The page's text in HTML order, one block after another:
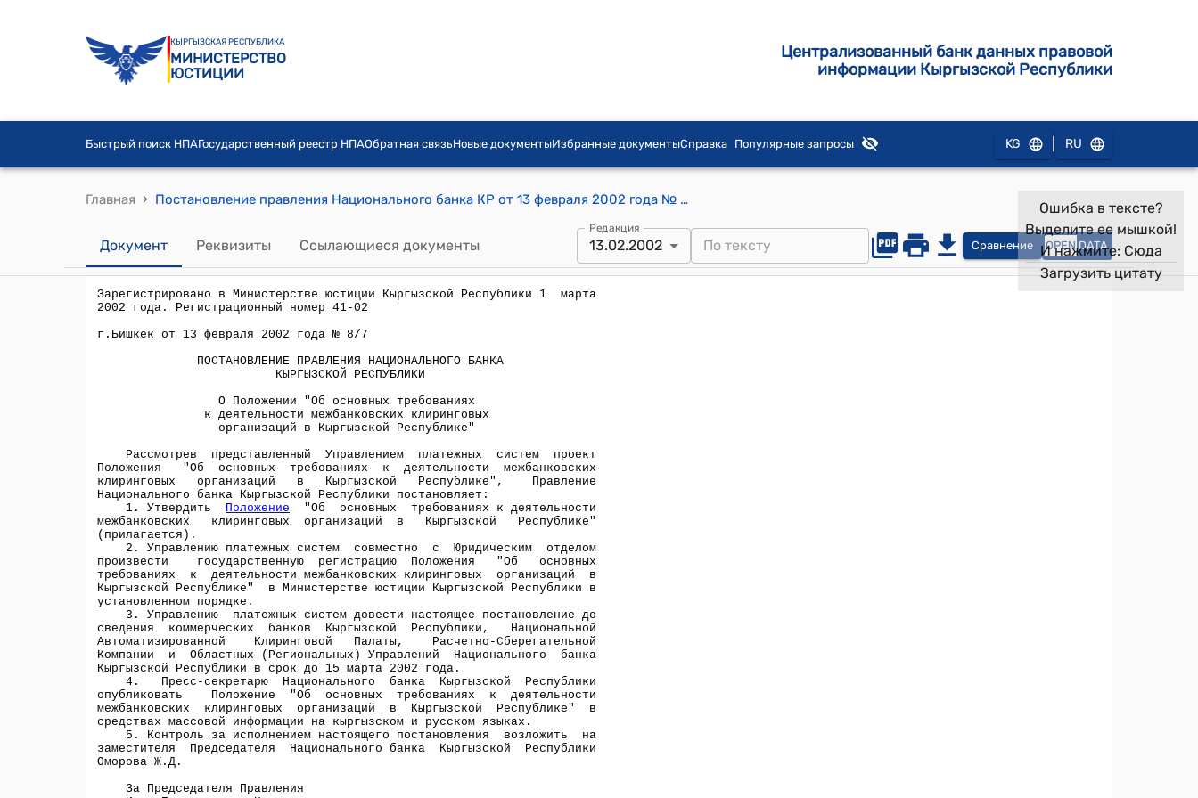
КЫРГЫЗСКАЯ РЕСПУБЛИКА
МИНИСТЕРСТВО
ЮСТИЦИИ
Централизованный банк данных правовой
информации Кыргызской Республики
Быстрый поиск НПАГосударственный реестр НПАОбратная связьНовые документыИзбранные документыСправка Популярные запросы KG RU
Главная › Постановление правления Национального банка КР от 13 февраля 2002 года № 8/7 "О Положении "Об основных требованиях к деятельности межбанковских клиринговых организаций в Кыргызской Республике"
Документ Реквизиты Ссылающиеся документы
Редакция
13.02.2002 Сравнение OPEN DATA
Ошибка в тексте?
Выделите ее мышкой!
И нажмите: Сюда
Загрузить цитату